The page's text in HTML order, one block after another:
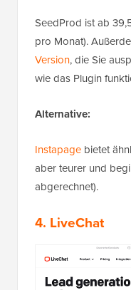
SeedProd ist ab
pro Monat).
Version, die Sie
wie das Plugin
Alternative:
Instapage bietet
aber teurer und
abgerechnet).
4. LiveChat